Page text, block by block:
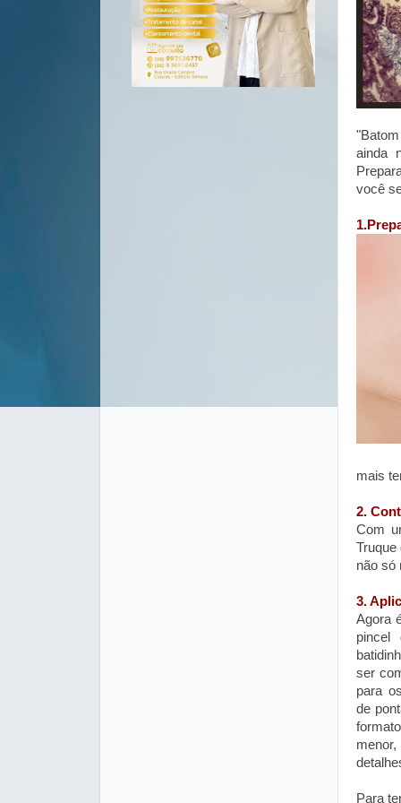
ainda
você
mais
2.
Com
Truque
não só
3.
Agora
pincel
ser
para
de
Para